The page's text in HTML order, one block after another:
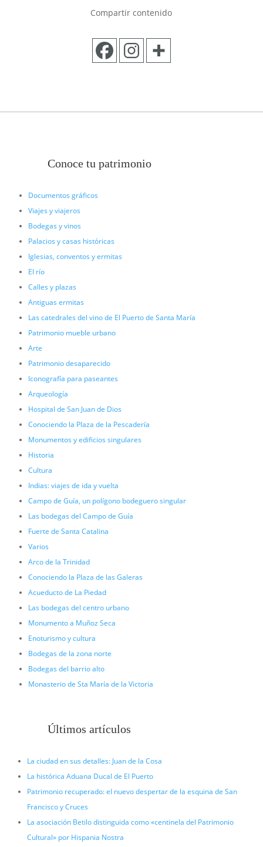
Compartir contenido
Conoce tu patrimonio
Documentos gráficos
Viajes y viajeros
Bodegas y vinos
Palacios y casas históricas
Iglesias, conventos y ermitas
El río
Calles y plazas
Antiguas ermitas
Las catedrales del vino de El Puerto de Santa María
Patrimonio mueble urbano
Arte
Patrimonio desaparecido
Iconografía para paseantes
Arqueología
Hospital de San Juan de Dios
Conociendo la Plaza de la Pescadería
Monumentos y edificios singulares
Historia
Cultura
Indias: viajes de ida y vuelta
Campo de Guía, un polígono bodeguero singular
Las bodegas del Campo de Guía
Fuerte de Santa Catalina
Varios
Arco de la Trinidad
Conociendo la Plaza de las Galeras
Acueducto de La Piedad
Las bodegas del centro urbano
Monumento a Muñoz Seca
Enoturismo y cultura
Bodegas de la zona norte
Bodegas del barrio alto
Monasterio de Sta María de la Victoria
Últimos artículos
La ciudad en sus detalles: Juan de la Cosa
La histórica Aduana Ducal de El Puerto
Patrimonio recuperado: el nuevo despertar de la esquina de San
Francisco y Cruces
La asociación Betilo distinguida como «centinela del Patrimonio
Cultural» por Hispania Nostra